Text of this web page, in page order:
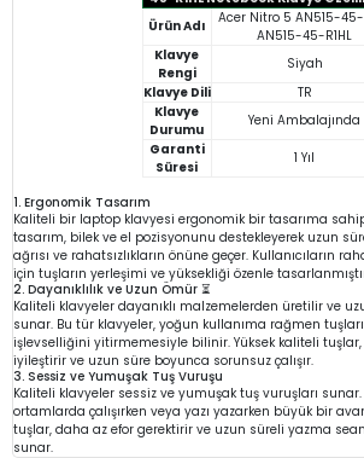
Ürün Adı
Acer Nitro 5 AN515-45-
AN515-45-R1HL
Klavye
Rengi
Siyah
Klavye Dili
TR
Klavye
Durumu
Yeni Ambalajında
Garanti
Süresi
1 Yıl
1. Ergonomik Tasarım
Kaliteli bir laptop klavyesi ergonomik bir tasarıma
tasarım, bilek ve el pozisyonunu destekleyerek uzun
ağrısı ve rahatsızlıkların önüne geçer. Kullanıcıların
için tuşların yerleşimi ve yüksekliği özenle
2. Dayanıklılık ve Uzun Ömür ⏳
Kaliteli klavyeler dayanıklı malzemelerden üretilir ve
sunar. Bu tür klavyeler, yoğun kullanıma rağmen
işlevselliğini yitirmemesiyle bilinir. Yüksek kaliteli
iyileştirir ve uzun süre boyunca sorunsuz çalışır.
3. Sessiz ve Yumuşak Tuş Vuruşu
Kaliteli klavyeler sessiz ve yumuşak tuş vuruşları sunar.
ortamlarda çalışırken veya yazı yazarken büyük bir
tuşlar, daha az efor gerektirir ve uzun süreli yazma
sunar.